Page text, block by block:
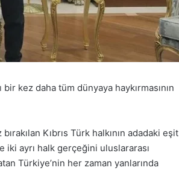
bir kez daha tüm dünyaya haykırmasının
Kıbrıs Türk halkının adadaki eşit
ayrı halk gerçeğini uluslararası
Türkiye’nin her zaman yanlarında